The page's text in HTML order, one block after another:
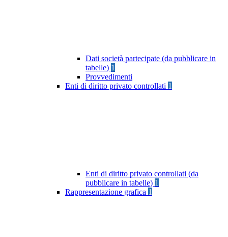
Dati società partecipate (da pubblicare in
tabelle) 1
Provvedimenti
Enti di diritto privato controllati 1
Enti di diritto privato controllati (da
pubblicare in tabelle) 1
Rappresentazione grafica 1